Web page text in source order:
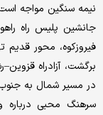
نیمه سنگین مواجه
جانشین پلیس راه
فیروزکوه، محور قدیم
برگشت، آزادراه
در مسیر شمال به
سرهنگ محبی